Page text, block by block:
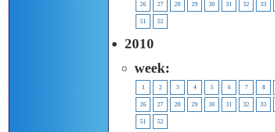
26 27 28 29 30 31 32 33
51 52
2010
week:
1 2 3 4 5 6 7 8
26 27 28 29 30 31 32 33
51 52